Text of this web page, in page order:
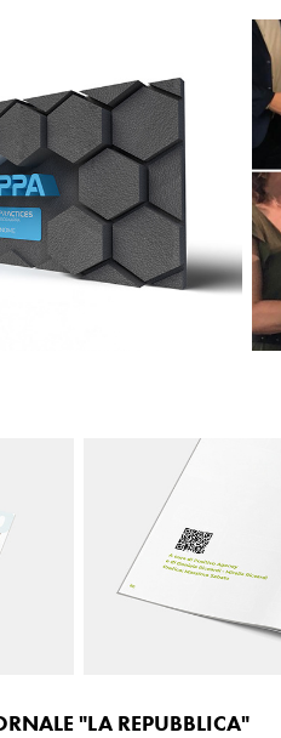
"LA REPUBBLICA"